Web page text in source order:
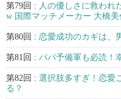
第79回 : 人の優しさに救われ
w 国際マッチメーカー 大橋美
第80回 : 恋愛成功のカギは、
第81回 : パパ予備軍も必読！
第82回 : 選択肢多すぎ！恋愛
る？